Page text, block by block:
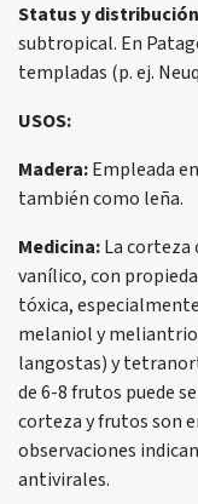
Status y
subtropical. En
templadas (p. ej.
USOS:
Madera:Empleada
también como leña.
Medicina:La corteza
vanílico, con
tóxica,
melaniol y
langostas) y
de 6-8 frutos puede
corteza y frutos son
observaciones
antivirales.